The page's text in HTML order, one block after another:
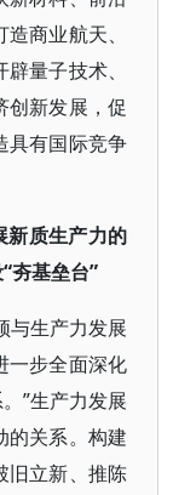
商业航天、
量子技术、
创新发展，促
具有国际竞争
新质生产力的
夯基垒台”
与生产力发展
一步全面深化
”生产力发展
的关系。构建
旧立新、推陈